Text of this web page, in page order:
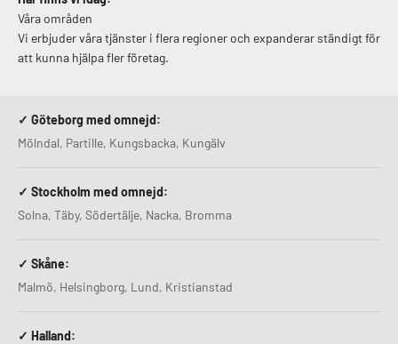
Våra områden
Vi erbjuder våra tjänster i flera regioner och expanderar ständigt för
att kunna hjälpa fler företag.
✓ Göteborg med omnejd:
Mölndal, Partille, Kungsbacka, Kungälv
✓ Stockholm med omnejd:
Solna, Täby, Södertälje, Nacka, Bromma
✓ Skåne:
Malmö, Helsingborg, Lund, Kristianstad
✓ Halland: